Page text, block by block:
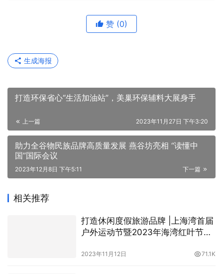
赞 (0)
生成海报
打造环保省心“生活加油站”，美巢环保辅料大展身手
上一篇 2023年11月27日 下午3:20
助力全谷物民族品牌高质量发展 燕谷坊亮相 “读懂中
国”国际会议
下一篇
2023年12月8日 下午5:11
相关推荐
打造休闲度假旅游品牌 |上海湾首届
户外运动节暨2023年海湾红叶节启
2023年11月12日 71.1K